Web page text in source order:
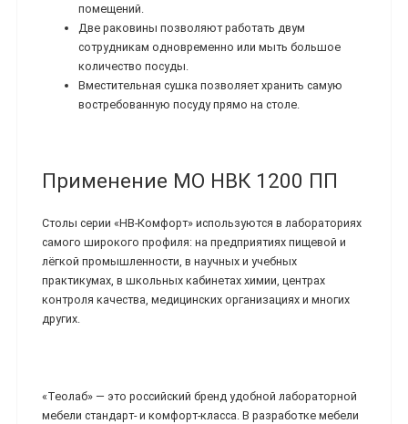
помещений.
Две раковины позволяют работать двум
сотрудникам одновременно или мыть большое
количество посуды.
Вместительная сушка позволяет хранить самую
востребованную посуду прямо на столе.
Применение МО НВК 1200 ПП
Столы серии «НВ-Комфорт» используются в лабораториях
самого широкого профиля: на предприятиях пищевой и
лёгкой промышленности, в научных и учебных
практикумах, в школьных кабинетах химии, центрах
контроля качества, медицинских организациях и многих
других.
«Теолаб» — это российский бренд удобной лабораторной
мебели стандарт- и комфорт-класса. В разработке мебели